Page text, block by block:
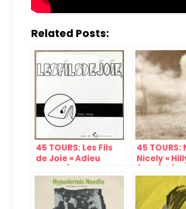
Related Posts:
45 TOURS: Les Fils
de Joie « Adieu
Paris » (Dejoie
International, 1982)
45 TOURS:
Nicely «
(1892) »